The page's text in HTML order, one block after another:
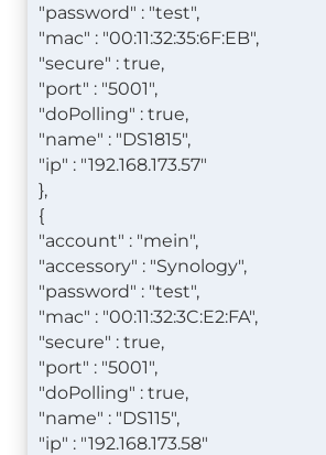
"password" : "test",
"mac" : "00:11:32:35:6F:EB",
"secure" : true,
"port" : "5001",
"doPolling" : true,
"name" : "DS1815",
"ip" : "192.168.173.57"
},
{
"account" : "mein",
"accessory" : "Synology",
"password" : "test",
"mac" : "00:11:32:3C:E2:FA",
"secure" : true,
"port" : "5001",
"doPolling" : true,
"name" : "DS115",
"ip" : "192.168.173.58"